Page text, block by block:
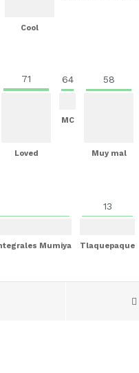
Cool
71
Loved
64
MC
58
Muy mal
Mumiya
13
Tlaquepaque